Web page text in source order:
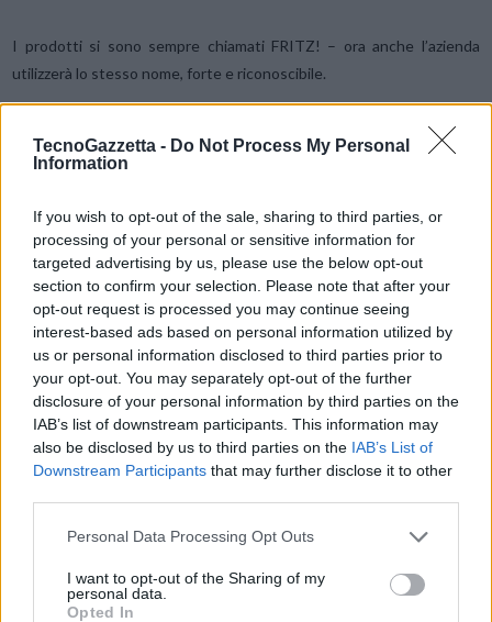
TecnoGazzetta - Do Not Process My Personal
Information
If you wish to opt-out of the sale, sharing to third parties, or
processing of your personal or sensitive information for
targeted advertising by us, please use the below opt-out
section to confirm your selection. Please note that after your
opt-out request is processed you may continue seeing
interest-based ads based on personal information utilized by
us or personal information disclosed to third parties prior to
your opt-out. You may separately opt-out of the further
disclosure of your personal information by third parties on the
IAB’s list of downstream participants. This information may
also be disclosed by us to third parties on the IAB’s List of
Downstream Participants that may further disclose it to other
Personal Data Processing Opt Outs
I want to opt-out of the Sharing of my
personal data.
Opted In
I prodotti si sono sempre chiamati FRITZ! – ora anche l’azienda
utilizzerà lo stesso nome, forte e riconoscibile.
I clienti, i partner commerciali e i fornitori trarranno vantaggio da
una maggiore chiarezza e da un’associazione diretta tra l’azienda e i
Condividi questo articolo:
E-mail LinkedIn Facebook X
Mastodon Telegram WhatsApp
Stampa Altro
Vuoi ricevere gli aggiornamenti delle news di TecnoGazzetta?
Inserisci nome ed indirizzo E-Mail: